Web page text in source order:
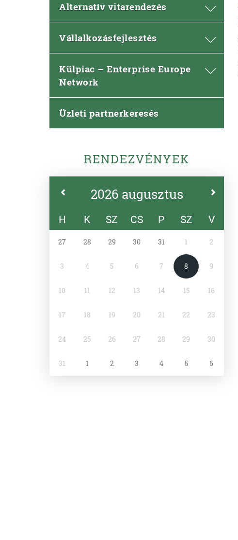
Alternatív vitarendezés
Vállalkozásfejlesztés
Külpiac – Enterprise Europe
Network
Üzleti partnerkeresés
RENDEZVÉNYEK
2026 augusztus
H K SZ CS P SZ V
27 28 29 30 31 1 2
3 4 5 6 7 8 9
10 11 12 13 14 15 16
17 18 19 20 21 22 23
24 25 26 27 28 29 30
31 1 2 3 4 5 6